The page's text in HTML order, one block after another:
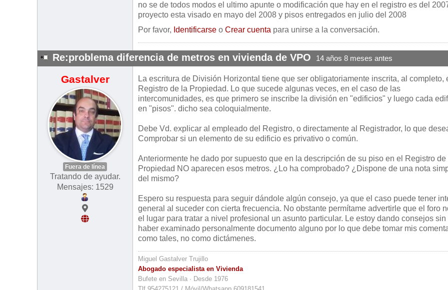
no se de todos modos el ultimo apunte o modificación que hay en el registro es del
proyecto esta visado en mayo del 2008 y pisos entregados en julio del 2008
Por favor, Identificarse o Crear cuenta para unirse a la conversación.
Re:problema diferencia de metros en vivienda de VPO 14 años 8 meses antes
Gastalver
Fuera de línea
Tratando de ayudar.
Mensajes: 1529
La escritura de División Horizontal tiene que ser obligatoriamente inscrita, al completo,
Registro de la Propiedad. Lo que sucede algunas veces, en el caso de las
intercomunidades, es que primero se inscribe la división en "edificios" y luego cada
en "pisos". dicho sea coloquialmente.
Debe Vd. explicar al empleado del Registro, o directamente al Registrador, lo que
Comprobar si un elemento de su edificio es privativo o común.
Anteriormente he dado por supuesto que en la descripción de su piso en el Registro de
Propiedad NO aparecen esos metros. ¿Lo ha comprobado? ¿Dispone de una nota
del mismo?
Espero su respuesta para seguir dándole algún consejo, ya que el caso puede tener
general al suceder con cierta frecuencia. No obstante permítame advertirle que el foro
el lugar para tratar a nivel profesional un asunto particular. Le estoy dando consejos sin
haber examinado personalmente documento alguno por lo que debe tomar mis
como tales, no como dictámenes.
Miguel Gastalver Trujillo
Abogado especialista en Vivienda
Bufete en Sevilla · Desde 1976